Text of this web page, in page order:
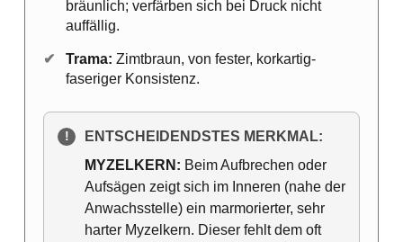
bräunlich; verfärben sich bei Druck nicht
auffällig.
✔ Trama: Zimtbraun, von fester, korkartig-
faseriger Konsistenz.
!
ENTSCHEIDENDSTES MERKMAL:
MYZELKERN: Beim Aufbrechen oder
Aufsägen zeigt sich im Inneren (nahe der
Anwachsstelle) ein marmorierter, sehr
harter Myzelkern. Dieser fehlt dem oft